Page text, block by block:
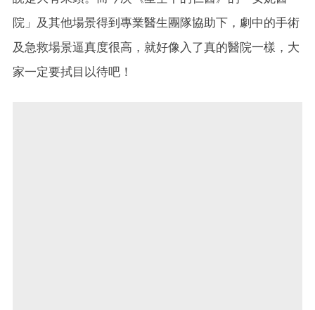
院」及其他場景得到專業醫生團隊協助下，劇中的手術
及急救場景逼真度很高，就好像入了真的醫院一樣，大
家一定要拭目以待吧！